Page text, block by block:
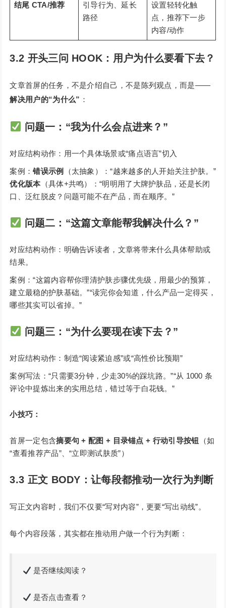
结尾 CTA/推荐
引导行为、延长
路径
设置轻转化触
点，推荐下一步
内容/动作
3.2 开头三问 HOOK：用户为什么要看下去？
文章首屏的任务，不是介绍自己，不是陈列观点，而是——
解决用户的“为什么” ：
问题一： “我为什么会点进来？”
对应结构动作：用一个具体场景或“痛点语言”切入
案例：错误示例
（太抽象）：“越来越多的人开始关注护肤。”
优化版本（具体+共鸣）：“明明用了大牌护肤品，还是长闭
口、泛红脱皮？问题可能不在产品，而在顺序。”
问题二： “这篇文章能帮我解决什么？”
对应结构动作：明确告诉读者，文章将带来什么具体帮助或
结果。
案例：“这篇内容帮你理清护肤步骤优先级，用最少的预算，
建立最稳的护肤基础。”“读完你会知道，什么产品一定得买，
哪些其实可以省掉。”
问题三： “为什么要现在读下去？”
对应结构动作：制造“阅读紧迫感”或“高性价比预期”
案例写法：“只需要3分钟，少走30%的踩坑路。”“从 1000 条
评论中提炼出来的实用总结，错过等于白花钱。”
小技巧：
首屏一定包含摘要句 + 配图 + 目录锚点 + 行动引导按钮 （如
“查看推荐产品”、“立即测试肤质”）
3.3 正文 BODY：让每段都推动一次行为判断
写正文内容时，我们不仅要“写对内容”，更要“写出动线”。
每个内容段落，其实都在推动用户做一个行为判断：
是否继续阅读？
是否点击查看？